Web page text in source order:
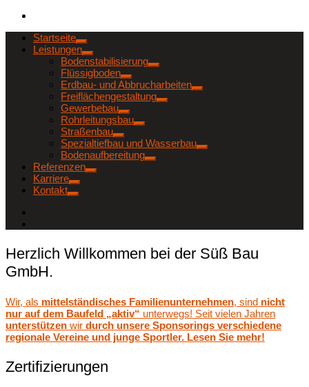
Startseite
Leistungen
Bodenstabilisierung
Flüssigboden
Erdbau- und Abbrucharbeiten
Freiflächengestaltung
Gewerbebau
Rohrleitungsbau
Straßenbau
Spezialtiefbau und Wasserbau
Bodenaufbereitung
Referenzen
Karriere
Kontakt
Herzlich Willkommen bei der Süß Bau
GmbH.
Wir, als mittelständisches Familienunternehmen, sind nicht
nur auf dem Baufeld „aktiv“ unterwegs! Seit vielen Jahren
unterstützen wir durch unsere Sponsorings verschiedene
regionale Vereine und junge Sportler. Lesen Sie mehr!
Zertifizierungen